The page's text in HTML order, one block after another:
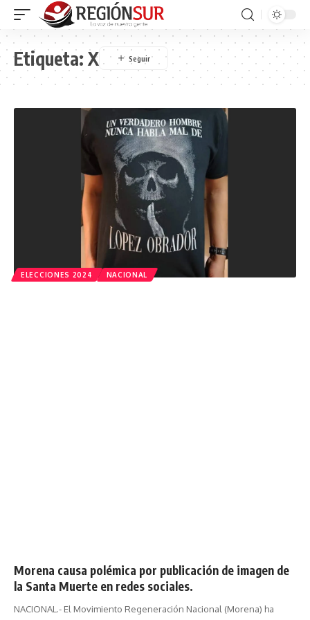
Etiqueta:X
ELECCIONES 2024 NACIONAL
Morena causa polémica por publicación de imagen de
la Santa Muerte en redes sociales.
NACIONAL.- El Movimiento Regeneración Nacional (Morena) ha